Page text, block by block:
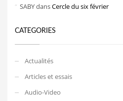
SABYdansCercle du six février
CATEGORIES
Actualités
Articles et essais
Audio-Video